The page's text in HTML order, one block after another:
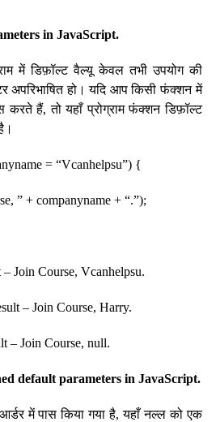
in JavaScript.
में डिफ़ॉल्ट वैल्यू केवल तभी उपयोग की
अपरिभाषित हो। यदि आप किसी फंक्शन में
करते हैं, तो यहाँ प्रोग्राम फंक्शन डिफ़ॉल्ट
= “Vcanhelpsu”) {
” + companyname + “.”);
Course, Vcanhelpsu.
– Join Course, Harry.
– Join Course, null.
default parameters in JavaScript.
में पास किया गया है, यहाँ नल्ल को एक